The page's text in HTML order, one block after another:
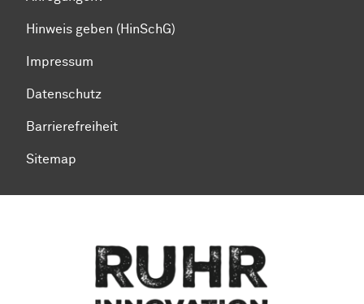
Hinweis geben (HinSchG)
Impressum
Datenschutz
Barrierefreiheit
Sitemap